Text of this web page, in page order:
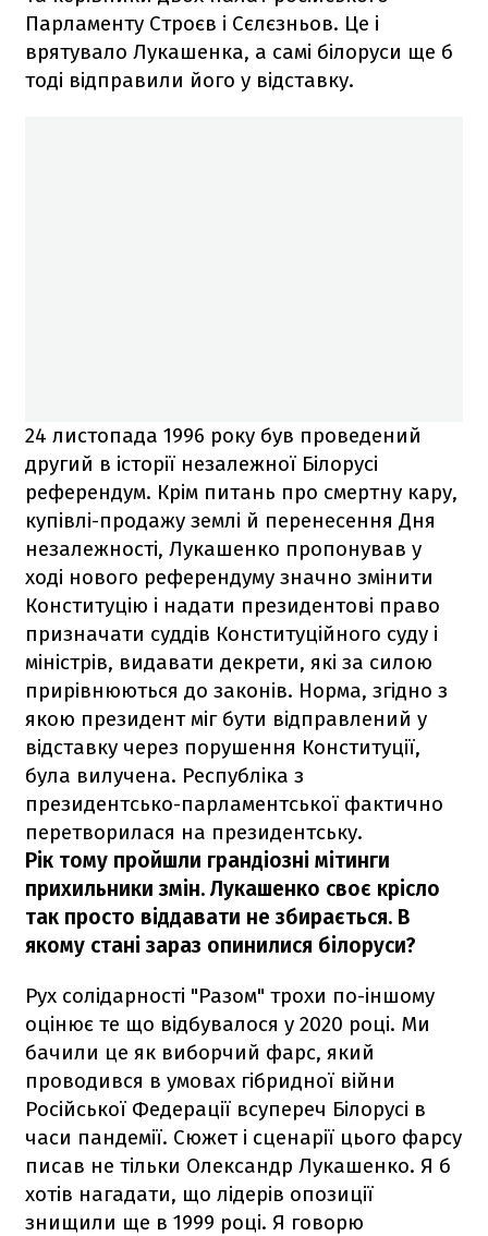
Парламенту Строєв і Сєлєзньов. Це і
врятувало Лукашенка, а самі білоруси ще б
тоді відправили його у відставку.
24 листопада 1996 року був проведений
другий в історії незалежної Білорусі
референдум. Крім питань про смертну кару,
купівлі-продажу землі й перенесення Дня
незалежності, Лукашенко пропонував у
ході нового референдуму значно змінити
Конституцію і надати президентові право
призначати суддів Конституційного суду і
міністрів, видавати декрети, які за силою
прирівнюються до законів. Норма, згідно з
якою президент міг бути відправлений у
відставку через порушення Конституції,
була вилучена. Республіка з
президентсько-парламентської фактично
перетворилася на президентську.
Рік тому пройшли грандіозні мітинги
прихильники змін. Лукашенко своє крісло
так просто віддавати не збирається. В
якому стані зараз опинилися білоруси?
Рух солідарності "Разом" трохи по-іншому
оцінює те що відбувалося у 2020 році. Ми
бачили це як виборчий фарс, який
проводився в умовах гібридної війни
Російської Федерації всупереч Білорусі в
часи пандемії. Сюжет і сценарії цього фарсу
писав не тільки Олександр Лукашенко. Я б
хотів нагадати, що лідерів опозиції
знищили ще в 1999 році. Я говорю